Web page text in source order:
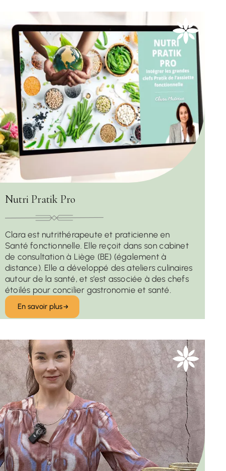
Nutri Pratik Pro
Clara est nutrithérapeute et praticienne en
Santé fonctionnelle. Elle reçoit dans son cabinet
de consultation à Liège (BE) (également à
distance). Elle a développé des ateliers culinaires
autour de la santé, et s’est associée à des chefs
étoilés pour concilier gastronomie et santé.
En savoir plus